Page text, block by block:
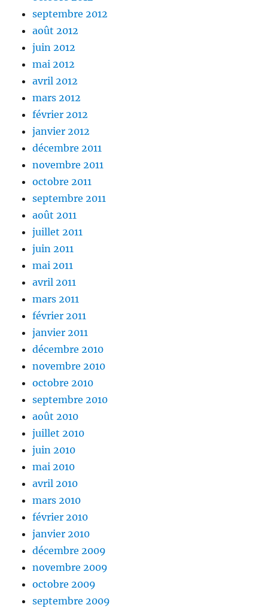
septembre 2012
août 2012
juin 2012
mai 2012
avril 2012
mars 2012
février 2012
janvier 2012
décembre 2011
novembre 2011
octobre 2011
septembre 2011
août 2011
juillet 2011
juin 2011
mai 2011
avril 2011
mars 2011
février 2011
janvier 2011
décembre 2010
novembre 2010
octobre 2010
septembre 2010
août 2010
juillet 2010
juin 2010
mai 2010
avril 2010
mars 2010
février 2010
janvier 2010
décembre 2009
novembre 2009
octobre 2009
septembre 2009